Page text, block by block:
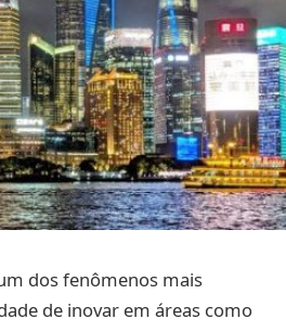
dos fenômenos mais
de inovar em áreas como